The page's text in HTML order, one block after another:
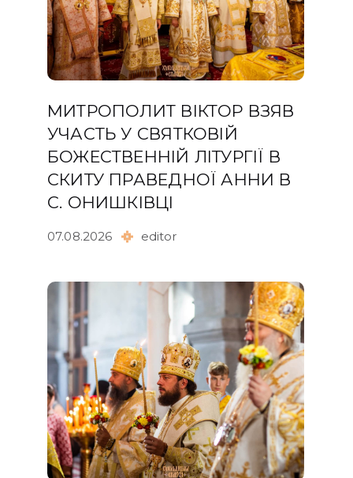
МИТРОПОЛИТ ВІКТОР ВЗЯВ
УЧАСТЬ У СВЯТКОВІЙ
БОЖЕСТВЕННІЙ ЛІТУРГІЇ В
СКИТУ ПРАВЕДНОЇ АННИ В
С. ОНИШКІВЦІ
07.08.2026 editor